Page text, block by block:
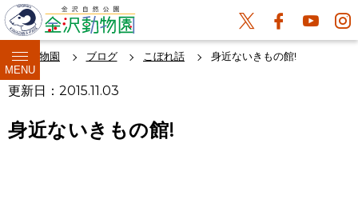
MENU
金沢動物園 ブログ こぼれ話 身近ないきもの館!
更新日：2015.11.03
身近ないきもの館!